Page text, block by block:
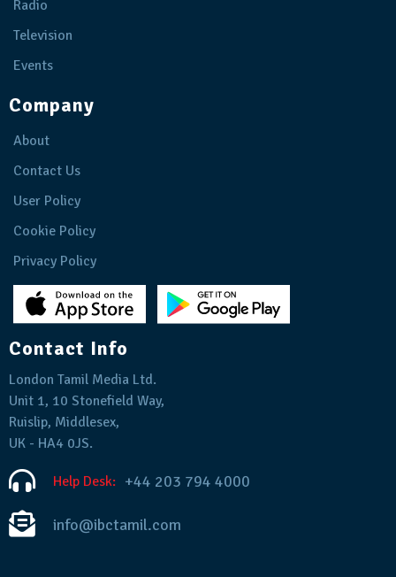
Radio
Television
Events
Company
About
Contact Us
User Policy
Cookie Policy
Privacy Policy
Contact Info
London Tamil Media Ltd.
Unit 1, 10 Stonefield Way,
Ruislip, Middlesex,
UK - HA4 0JS.
Help Desk: +44 203 794 4000
info@ibctamil.com